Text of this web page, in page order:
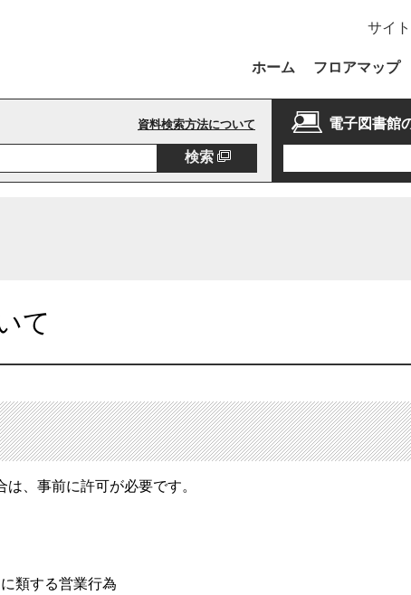
サイ
ホーム フロアマップ
資料検索方法について
検索
電子図書館
て
、事前に許可が必要です。
類する営業行為